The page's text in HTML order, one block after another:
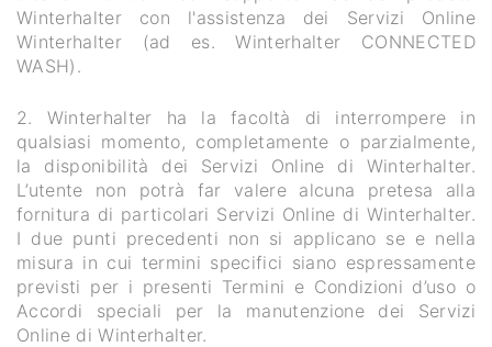
Winterhalter con l'assistenza dei Servizi Online
Winterhalter (ad es. Winterhalter CONNECTED
WASH).
2. Winterhalter ha la facoltà di interrompere in
qualsiasi momento, completamente o parzialmente,
la disponibilità dei Servizi Online di Winterhalter.
L’utente non potrà far valere alcuna pretesa alla
fornitura di particolari Servizi Online di Winterhalter.
I due punti precedenti non si applicano se e nella
misura in cui termini specifici siano espressamente
previsti per i presenti Termini e Condizioni d’uso o
Accordi speciali per la manutenzione dei Servizi
Online di Winterhalter.